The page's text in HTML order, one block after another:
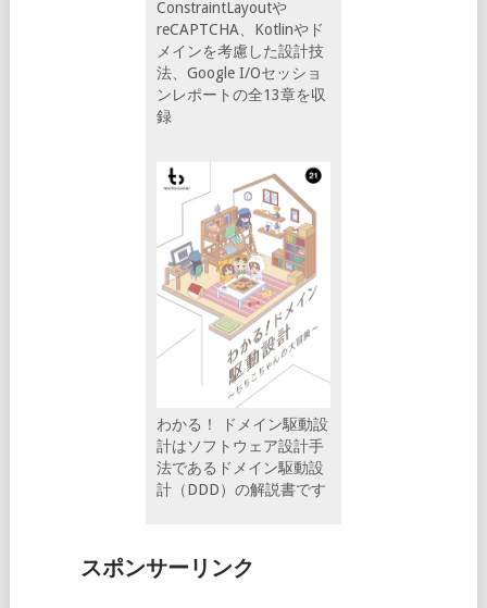
ConstraintLayoutや
reCAPTCHA、Kotlinやド
メインを考慮した設計技
法、Google I/Oセッショ
ンレポートの全13章を収
録
わかる！ ドメイン駆動設
計はソフトウェア設計手
法であるドメイン駆動設
計（DDD）の解説書です
スポンサーリンク